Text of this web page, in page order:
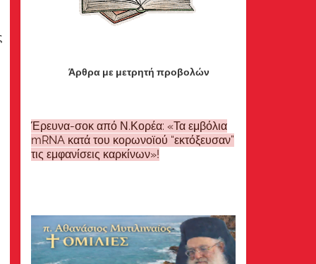
Άρθρα με μετρητή προβολών
Έρευνα-σοκ από Ν.Κορέα: «Τα εμβόλια
mRNA κατά του κορωνοϊού “εκτόξευσαν”
τις εμφανίσεις καρκίνων»!